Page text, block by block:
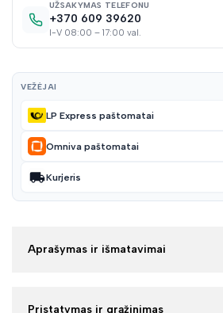
UŽSAKYMAS TELEFONU
+370 609 39620
I-V 08:00 – 17:00 val.
VEŽĖJAI
LP Express paštomatai
Omniva paštomatai
Kurjeris
Aprašymas ir išmatavimai
Pristatymas ir grąžinimas